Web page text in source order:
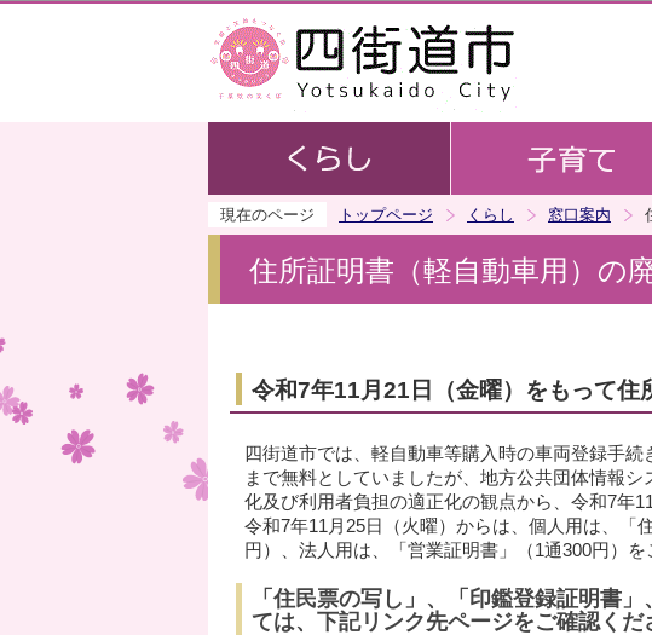
現在のページ トップページ くらし 窓口案内
住所証明書（軽自動車用）の
令和7年11月21日（金曜）をもって
四街道市では、軽自動車等購入時の車両登録手
まで無料としていましたが、地方公共団体情報
化及び利用者負担の適正化の観点から、令和7年
令和7年11月25日（火曜）からは、個人用は、「
円）、法人用は、「営業証明書」（1通300円）を
「住民票の写し」、「印鑑登録証明書
ては、下記リンク先ページをご確認くだ